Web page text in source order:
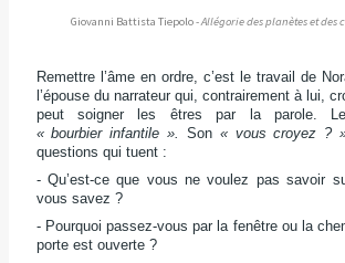
Giovanni Battista Tiepolo -Allégorie des planètes et des
Remettre l’âme en ordre, c’est le travail de
l’épouse du narrateur qui, contrairement à lui,
peut soigner les êtres par la parole.
« bourbier infantile ». Son « vous croyez ?
questions qui tuent :
- Qu’est-ce que vous ne voulez pas savoir
vous savez ?
- Pourquoi passez-vous par la fenêtre ou la
porte est ouverte ?